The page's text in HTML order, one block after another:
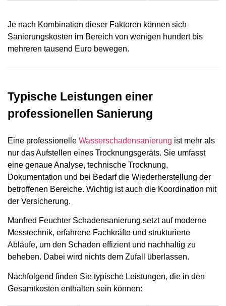
Je nach Kombination dieser Faktoren können sich
Sanierungskosten im Bereich von wenigen hundert bis
mehreren tausend Euro bewegen.
Typische Leistungen einer
professionellen Sanierung
Eine professionelle Wasserschadensanierung ist mehr als
nur das Aufstellen eines Trocknungsgeräts. Sie umfasst
eine genaue Analyse, technische Trocknung,
Dokumentation und bei Bedarf die Wiederherstellung der
betroffenen Bereiche. Wichtig ist auch die Koordination mit
der Versicherung.
Manfred Feuchter Schadensanierung setzt auf moderne
Messtechnik, erfahrene Fachkräfte und strukturierte
Abläufe, um den Schaden effizient und nachhaltig zu
beheben. Dabei wird nichts dem Zufall überlassen.
Nachfolgend finden Sie typische Leistungen, die in den
Gesamtkosten enthalten sein können: